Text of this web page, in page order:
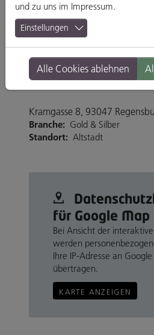
FEIN.GOLD
Schmuck
Kramgasse 8, 93047
Branche: Gold & Silber
Standort: Altstadt
für Google Map
Bei Ansicht der
werden
Ihre IP-Adresse an
übertragen.
KARTE ANZEIGEN
und zu uns im Impressum.
Einstellungen
Alle Cookies ablehnen